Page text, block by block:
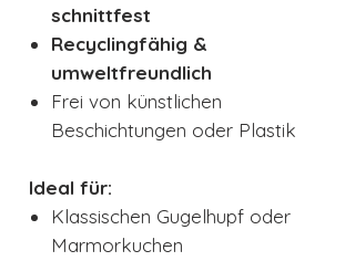
schnittfest
Recyclingfähig &
umweltfreundlich
Frei von künstlichen
Beschichtungen oder Plastik
Ideal für:
Klassischen Gugelhupf oder
Marmorkuchen